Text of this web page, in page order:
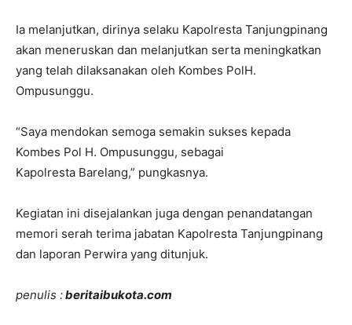
Ia melanjutkan, dirinya selaku Kapolresta Tanjungpinang
akan meneruskan dan melanjutkan serta meningkatkan
yang telah dilaksanakan oleh Kombes PolH.
Ompusunggu.
“Saya mendokan semoga semakin sukses kepada
Kombes Pol H. Ompusunggu, sebagai
Kapolresta Barelang,” pungkasnya.
Kegiatan ini disejalankan juga dengan penandatangan
memori serah terima jabatan Kapolresta Tanjungpinang
dan laporan Perwira yang ditunjuk.
penulis :beritaibukota.com